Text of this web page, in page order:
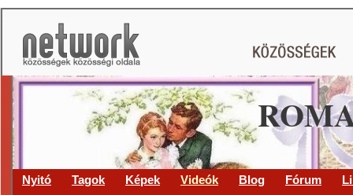
Nyitó Tagok Képek Videók Blog Fórum